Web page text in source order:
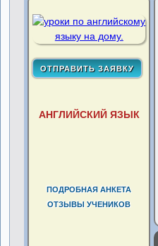
АНГЛИЙСКИЙ ЯЗЫК
ПОДРОБНАЯ АНКЕТА
ОТЗЫВЫ УЧЕНИКОВ